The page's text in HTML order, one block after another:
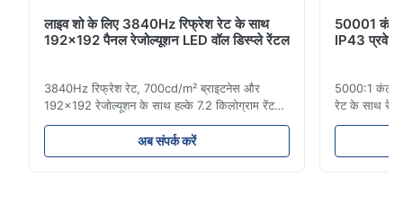
लाइव शो के लिए 3840Hz रिफ्रेश रेट के साथ
192x192 पैनल रेजोल्यूशन LED वॉल डिस्प्ले रेंटल
3840Hz रिफ्रेश रेट, 700cd/m² ब्राइटनेस और
192x192 रेजोल्यूशन के साथ हल्के 7.2 किलोग्राम रेंटल
एलईडी डिस्प्ले। आसान इंस्टालेशन और वैश्विक वोल्टेज
अनुकूलता (AC100-240V) के साथ लाइव इवेंट के लिए
आदर्श।
अब संपर्क करें
50001
IP43 प्रवेश
5000:1
रेट के साथ रेंटल
और इनडोर/